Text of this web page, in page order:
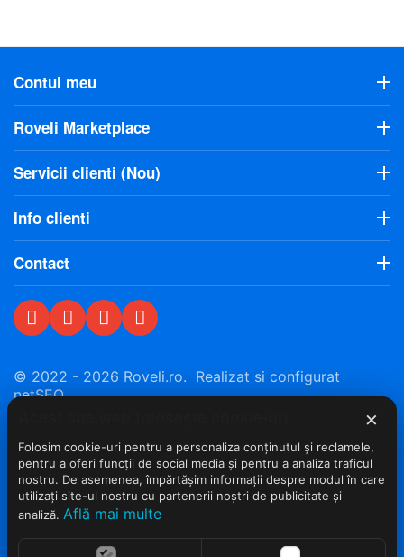
Contul meu
Roveli Marketplace
Servicii clienti (Nou)
Info clienti
Contact
© 2022 - 2026 Roveli.ro. Realizat si configurat
netSEO
×
Folosim cookie-uri pentru a personaliza conținutul și reclamele,
pentru a oferi funcții de social media și pentru a analiza traficul
nostru. De asemenea, împărtășim informații despre modul în care
utilizați site-ul nostru cu partenerii noștri de publicitate și
analiză. Află mai multe